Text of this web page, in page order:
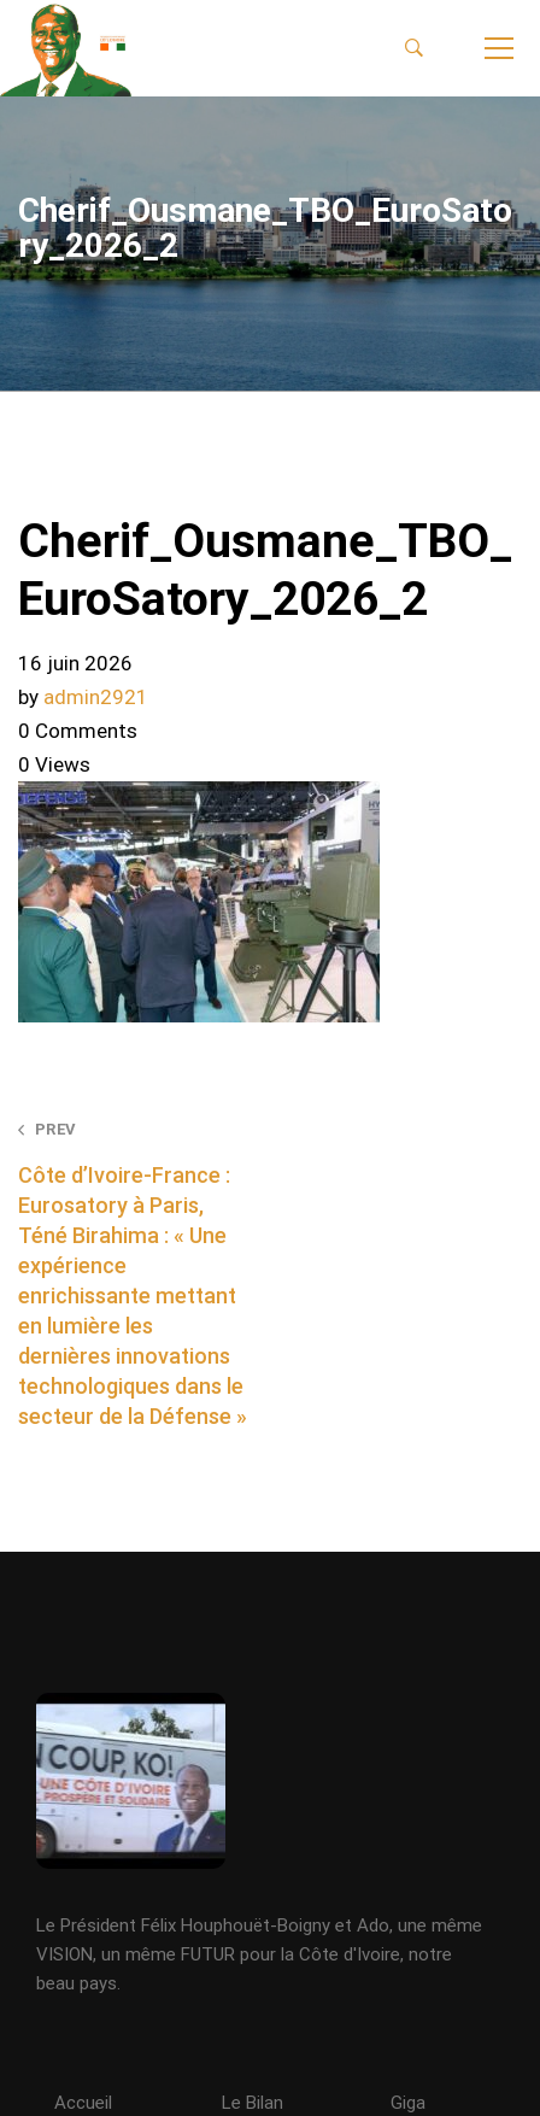
Cherif_Ousmane_TBO_EuroSato
ry_2026_2
Cherif_Ousmane_TBO_
EuroSatory_2026_2
16 juin 2026
by admin2921
0 Comments
0 Views
Post
navigation
PREV
Côte d’Ivoire-France :
Eurosatory à Paris,
Téné Birahima : « Une
expérience
enrichissante mettant
en lumière les
dernières innovations
technologiques dans le
secteur de la Défense »
Le Président Félix Houphouët-Boigny et Ado, une même
VISION, un même FUTUR pour la Côte d'Ivoire, notre
beau pays.
Accueil
Le Bilan
Giga